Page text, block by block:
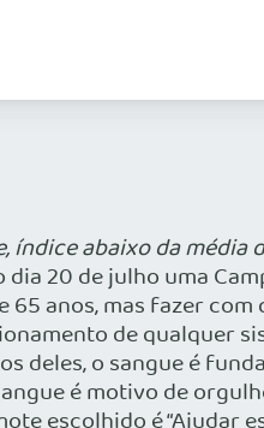
índice abaixo da
20 de julho uma
anos, mas fazer
de qualquer
deles, o sangue é
é motivo de